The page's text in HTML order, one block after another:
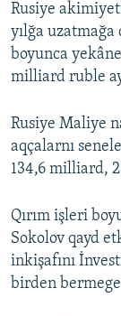
RFE/RS
Rusiye
yılğa uzatmağa
boyunca
milliard ruble
Rusiye Maliye
aqçalarnı
134,6 milliard,
Qırım işleri
Sokolov qayd
inkişafını
birden